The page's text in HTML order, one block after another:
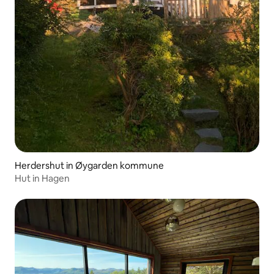
Herdershut in Øygarden kommune
Hut in Hagen